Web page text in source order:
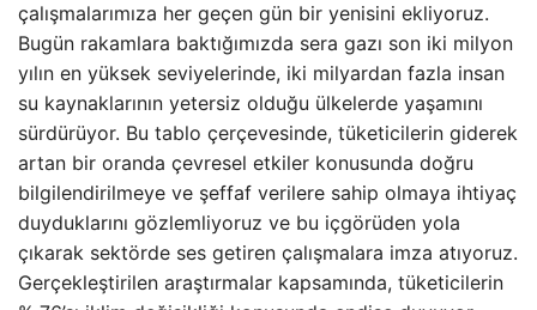
çalışmalarımıza her geçen gün bir yenisini ekliyoruz.
Bugün rakamlara baktığımızda sera gazı son iki milyon
yılın en yüksek seviyelerinde, iki milyardan fazla insan
su kaynaklarının yetersiz olduğu ülkelerde yaşamını
sürdürüyor. Bu tablo çerçevesinde, tüketicilerin giderek
artan bir oranda çevresel etkiler konusunda doğru
bilgilendirilmeye ve şeffaf verilere sahip olmaya ihtiyaç
duyduklarını gözlemliyoruz ve bu içgörüden yola
çıkarak sektörde ses getiren çalışmalara imza atıyoruz.
Gerçekleştirilen araştırmalar kapsamında, tüketicilerin